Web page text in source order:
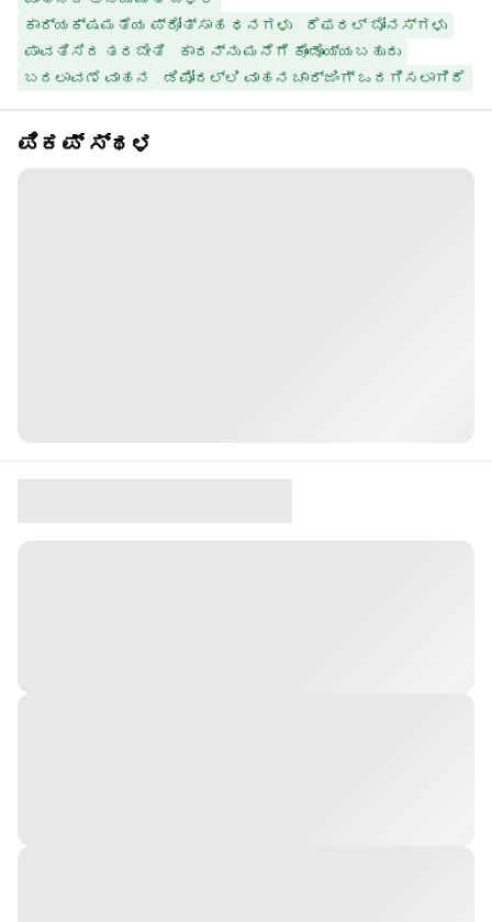
ಕಾರ್ಯಕ್ಷಮತೆಯ ಪ್ರೋತ್ಸಾಹ ಧನಗಳು
ರೆಫರಲ್ ಬೋನಸ್‌ಗಳು
ಪಾವತಿಸಿದ ತರಬೇತಿ
ಕಾರನ್ನು ಮನೆಗೆ ಕೊಂಡೊಯ್ಯಬಹುದು
ಬದಲಾವಣೆ ವಾಹನ
ಡಿಪೋದಲ್ಲಿ ವಾಹನ ಚಾರ್ಜಿಂಗ್ ಒದಗಿಸಲಾಗಿದೆ
ಪಿಕಪ್ ಸ್ಥಳ